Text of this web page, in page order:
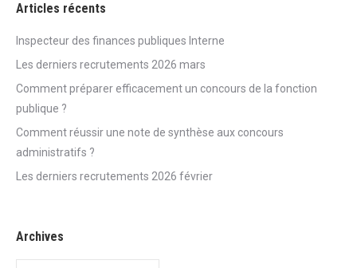
Articles récents
Inspecteur des finances publiques Interne
Les derniers recrutements 2026 mars
Comment préparer efficacement un concours de la fonction
publique ?
Comment réussir une note de synthèse aux concours
administratifs ?
Les derniers recrutements 2026 février
Archives